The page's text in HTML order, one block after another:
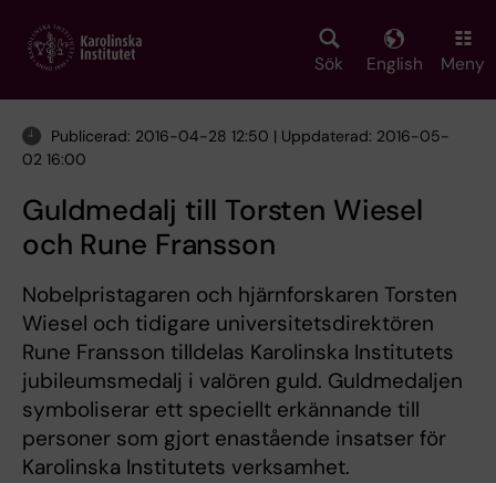
main
Sök English Meny
Publicerad: 2016-04-28 12:50 | Uppdaterad: 2016-05-
02 16:00
Guldmedalj till Torsten Wiesel
och Rune Fransson
Nobelpristagaren och hjärnforskaren Torsten
Wiesel och tidigare universitetsdirektören
Rune Fransson tilldelas Karolinska Institutets
jubileumsmedalj i valören guld. Guldmedaljen
symboliserar ett speciellt erkännande till
personer som gjort enastående insatser för
Karolinska Institutets verksamhet.